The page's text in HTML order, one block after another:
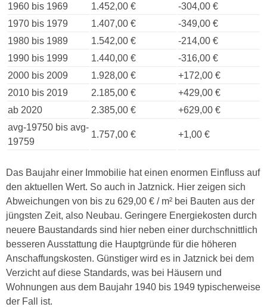
1960 bis 1969
1.452,00 €
-304,00 €
1970 bis 1979
1.407,00 €
-349,00 €
1980 bis 1989
1.542,00 €
-214,00 €
1990 bis 1999
1.440,00 €
-316,00 €
2000 bis 2009
1.928,00 €
+172,00 €
2010 bis 2019
2.185,00 €
+429,00 €
ab 2020
2.385,00 €
+629,00 €
avg-19750 bis avg-
19759
1.757,00 € +1,00 €
Das Baujahr einer Immobilie hat einen enormen Einfluss auf
den aktuellen Wert. So auch in Jatznick. Hier zeigen sich
Abweichungen von bis zu 629,00 € / m² bei Bauten aus der
jüngsten Zeit, also Neubau. Geringere Energiekosten durch
neuere Baustandards sind hier neben einer durchschnittlich
besseren Ausstattung die Hauptgründe für die höheren
Anschaffungskosten. Günstiger wird es in Jatznick bei dem
Verzicht auf diese Standards, was bei Häusern und
Wohnungen aus dem Baujahr 1940 bis 1949 typischerweise
der Fall ist.